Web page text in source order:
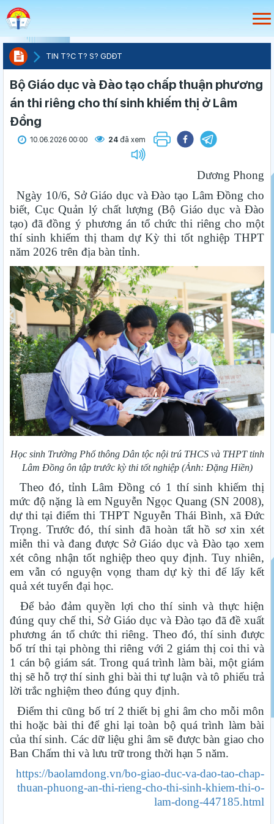
TIN T?C T? S? GDÐT
Bộ Giáo dục và Đào tạo chấp thuận phương
án thi riêng cho thí sinh khiếm thị ở Lâm
Đồng
10.06.2026 00:00 24 đã xem
Dương Phong
Ngày 10/6, Sở Giáo dục và Đào tạo Lâm Đồng cho
biết, Cục Quản lý chất lượng (Bộ Giáo dục và Đào
tạo) đã đồng ý phương án tổ chức thi riêng cho một
thí sinh khiếm thị tham dự Kỳ thi tốt nghiệp THPT
năm 2026 trên địa bàn tỉnh.
Học sinh Trường Phổ thông Dân tộc nội trú THCS và THPT tỉnh
Lâm Đồng ôn tập trước kỳ thi tốt nghiệp (Ảnh: Đặng Hiền)
Theo đó, tỉnh Lâm Đồng có 1 thí sinh khiếm thị
mức độ nặng là em Nguyễn Ngọc Quang (SN 2008),
dự thi tại điểm thi THPT Nguyễn Thái Bình, xã Đức
Trọng. Trước đó, thí sinh đã hoàn tất hồ sơ xin xét
miễn thi và đang được Sở Giáo dục và Đào tạo xem
xét công nhận tốt nghiệp theo quy định. Tuy nhiên,
em vẫn có nguyện vọng tham dự kỳ thi để lấy kết
quả xét tuyển đại học.
Để bảo đảm quyền lợi cho thí sinh và thực hiện
đúng quy chế thi, Sở Giáo dục và Đào tạo đã đề xuất
phương án tổ chức thi riêng. Theo đó, thí sinh được
bố trí thi tại phòng thi riêng với 2 giám thị coi thi và
1 cán bộ giám sát. Trong quá trình làm bài, một giám
thị sẽ hỗ trợ thí sinh ghi bài thi tự luận và tô phiếu trả
lời trắc nghiệm theo đúng quy định.
Điểm thi cũng bố trí 2 thiết bị ghi âm cho mỗi môn
thi hoặc bài thi để ghi lại toàn bộ quá trình làm bài
của thí sinh. Các dữ liệu ghi âm sẽ được bàn giao cho
Ban Chấm thi và lưu trữ trong thời hạn 5 năm.
https://baolamdong.vn/bo-giao-duc-va-dao-tao-chap-
thuan-phuong-an-thi-rieng-cho-thi-sinh-khiem-thi-o-
lam-dong-447185.html